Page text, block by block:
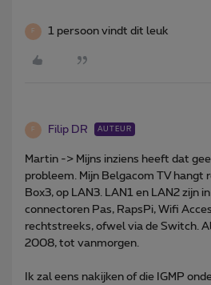
F 1 persoon vindt dit leuk
F Filip DR AUTEUR
Martin -> Mijns inziens heeft dat
probleem. Mijn Belgacom TV hangt
Box3, op LAN3. LAN1 en LAN2 zijn
connectoren Pas, RapsPi, Wifi
rechtstreeks, ofwel via de Switch.
2008, tot vanmorgen.
Ik zal eens nakijken of die IGMP